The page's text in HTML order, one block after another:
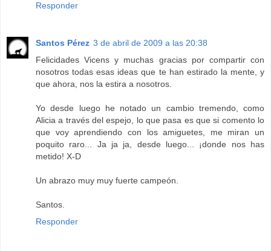
Responder
Santos Pérez 3 de abril de 2009 a las 20:38
Felicidades Vicens y muchas gracias por compartir con
nosotros todas esas ideas que te han estirado la mente, y
que ahora, nos la estira a nosotros.
Yo desde luego he notado un cambio tremendo, como
Alicia a través del espejo, lo que pasa es que si comento lo
que voy aprendiendo con los amiguetes, me miran un
poquito raro... Ja ja ja, desde luego... ¡donde nos has
metido! X-D
Un abrazo muy muy fuerte campeón.
Santos.
Responder